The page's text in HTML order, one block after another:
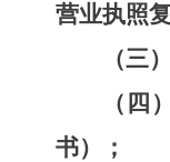
营业执照
（三
（四）
书）
；